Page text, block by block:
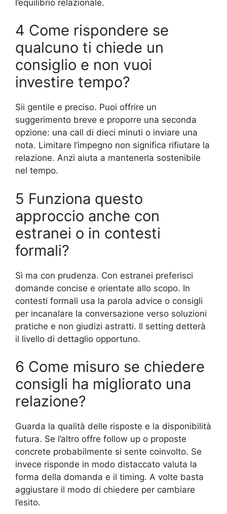
l’equilibrio relazionale.
4 Come rispondere se
qualcuno ti chiede un
consiglio e non vuoi
investire tempo?
Sii gentile e preciso. Puoi offrire un
suggerimento breve e proporre una seconda
opzione: una call di dieci minuti o inviare una
nota. Limitare l’impegno non significa rifiutare la
relazione. Anzi aiuta a mantenerla sostenibile
nel tempo.
5 Funziona questo
approccio anche con
estranei o in contesti
formali?
Sì ma con prudenza. Con estranei preferisci
domande concise e orientate allo scopo. In
contesti formali usa la parola advice o consigli
per incanalare la conversazione verso soluzioni
pratiche e non giudizi astratti. Il setting detterà
il livello di dettaglio opportuno.
6 Come misuro se chiedere
consigli ha migliorato una
relazione?
Guarda la qualità delle risposte e la disponibilità
futura. Se l’altro offre follow up o proposte
concrete probabilmente si sente coinvolto. Se
invece risponde in modo distaccato valuta la
forma della domanda e il timing. A volte basta
aggiustare il modo di chiedere per cambiare
l’esito.